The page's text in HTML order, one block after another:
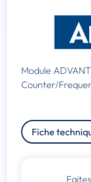
Module
Counter/
Fiche